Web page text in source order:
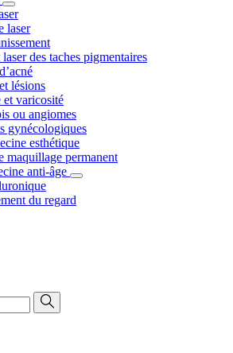
laser
des taches pigmentaires
lésions
et varicosité
ou angiomes
gynécologiques
esthétique
maquillage permanent
anti-âge
du regard